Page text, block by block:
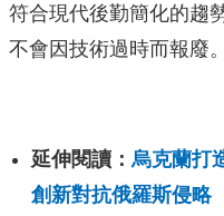
符合現代後勤簡化的趨
不會因技術過時而報廢。
延伸閱讀： 烏克蘭打
創新對抗俄羅斯侵略